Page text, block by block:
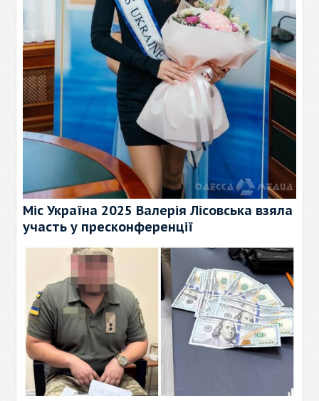
Міс Україна 2025 Валерія Лісовська взяла
участь у пресконференції